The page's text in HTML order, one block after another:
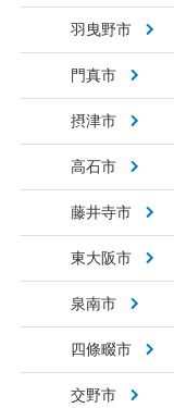
羽曳野市
門真市
摂津市
高石市
藤井寺市
東大阪市
泉南市
四條畷市
交野市